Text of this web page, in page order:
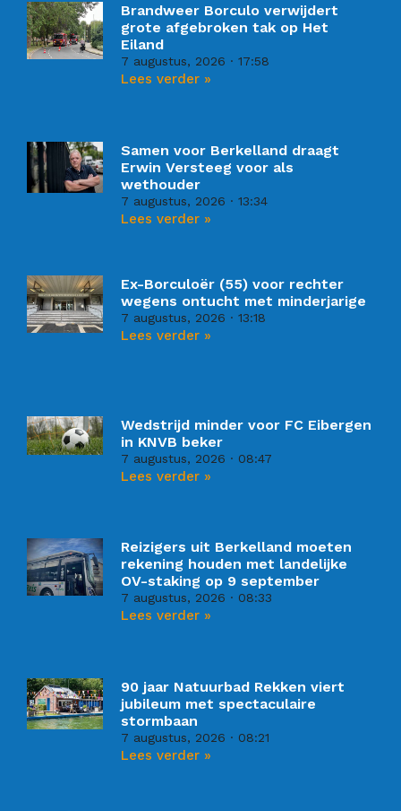
Brandweer Borculo verwijdert
grote afgebroken tak op Het
Eiland
7 augustus, 2026 17:58
Lees verder »
Samen voor Berkelland draagt
Erwin Versteeg voor als
wethouder
7 augustus, 2026 13:34
Lees verder »
Ex-Borculoër (55) voor rechter
wegens ontucht met minderjarige
7 augustus, 2026 13:18
Lees verder »
Wedstrijd minder voor FC Eibergen
in KNVB beker
7 augustus, 2026 08:47
Lees verder »
Reizigers uit Berkelland moeten
rekening houden met landelijke
OV-staking op 9 september
7 augustus, 2026 08:33
Lees verder »
90 jaar Natuurbad Rekken viert
jubileum met spectaculaire
stormbaan
7 augustus, 2026 08:21
Lees verder »